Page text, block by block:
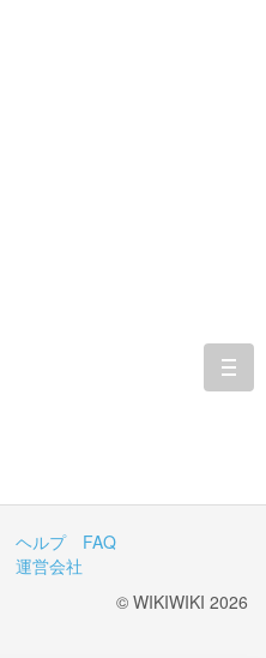
ヘルプ
FAQ
運営会社
© WIKIWIKI 2026